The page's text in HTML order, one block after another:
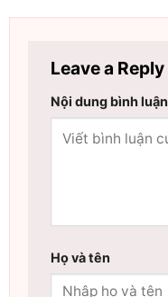
Leave a Reply
Nội dung bình luận
Họ và tên